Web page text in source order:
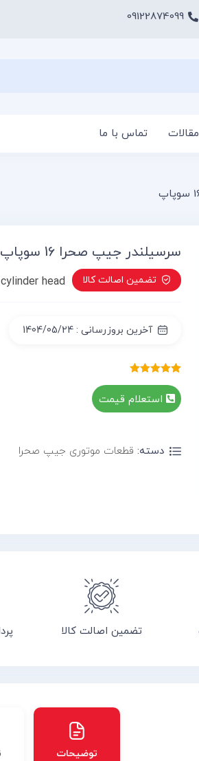
09122874099
مقالات تماس با ما
سرسیلندر جیپ صحرا 16 سوپاپ
تضمین اصالت کالا head
آخرین بروزرسانی : 1404/05/24
5.00
امتیازدهی
مشتری
استعلام قیمت
دسته: قطعات موتوری جیپ صحرا
تضمین اصالت کالا
توضیحات